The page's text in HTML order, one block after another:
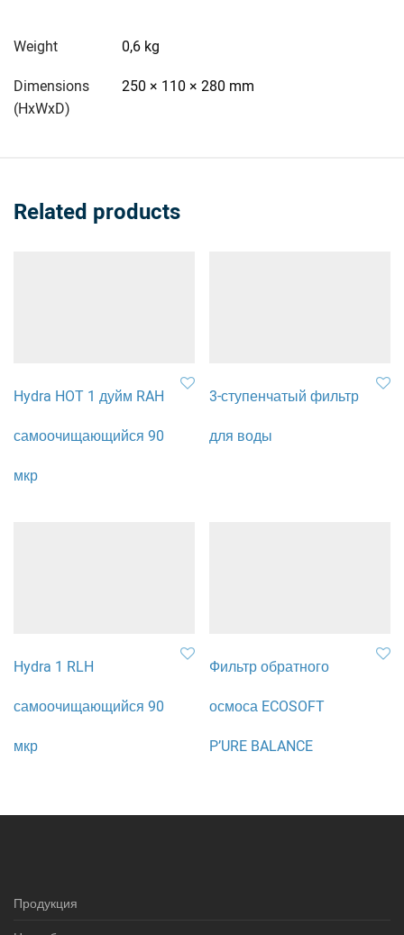
Weight 0,6 kg
Dimensions
(HxWxD)
250 × 110 × 280 mm
Related products
Hydra HOT 1 дуйм RAH
самоочищающийся 90
мкр
3-ступенчатый фильтр
для воды
Hydra 1 RLH
самоочищающийся 90
мкр
Фильтр обратного
осмоса ECOSOFT
P’URE BALANCE
Продукция